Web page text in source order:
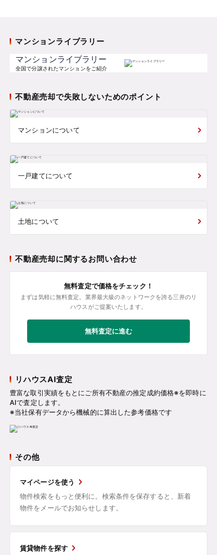
マンションライブラリー
マンションライブラリー
全国で分譲されたマンションをご紹介
不動産売却で失敗しないためのポイント
マンションについて
一戸建てについて
土地について
不動産売却に関するお問い合わせ
無料査定で価格をチェック！
まずは気軽に無料査定。業界最大級のネットワークを誇る三井のリ
ハウスがご提案いたします。
無料査定に進む
リハウスAI査定
豊富な取引実績をもとにご所有不動産の推定成約価格※を即時に
AIで査定します。
※当社保有データから機械的に算出した参考価格です
その他
マイページを使う
物件検索をもっと便利に。検索条件を保存すると、新着
物件をメールでお知らせします。
賃貸物件を探す